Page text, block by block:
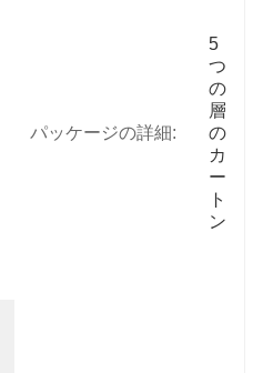
パッケージの詳細:
5
つ
の
層
の
カ
ー
ト
ン